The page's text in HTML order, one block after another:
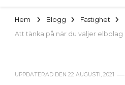
Hem Blogg
Fastighet
Att tänka på när du väljer elbolag
UPPDATERAD DEN 22 AUGUSTI, 2021